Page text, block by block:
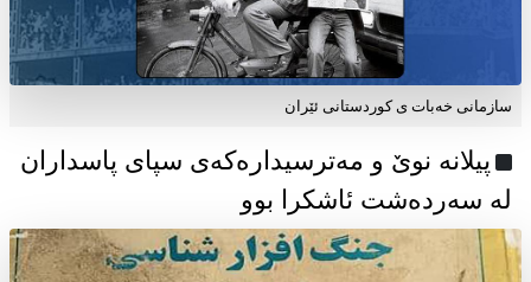
سازمانی خەبات ی كوردستانی ئێران
پیلانە نوێ و مەترسیدارەکەی سپای پاسداران
لە سەردەشت ئاشکرا بوو